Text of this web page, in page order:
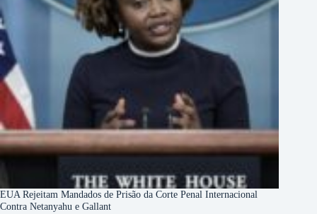
EUA Rejeitam Mandados de Prisão da Corte Penal Internacional
Contra Netanyahu e Gallant